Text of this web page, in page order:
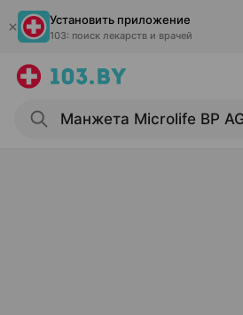
Установить приложение
103: поиск лекарств и врачей